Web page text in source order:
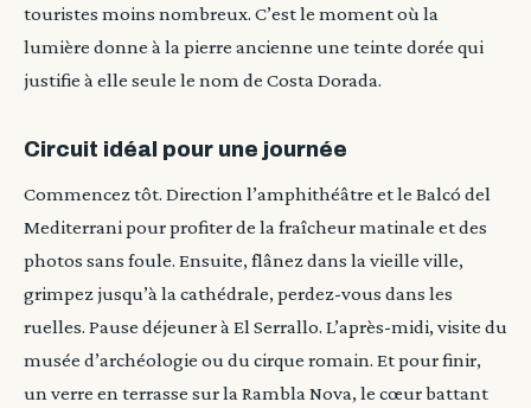
touristes moins nombreux. C’est le moment où la
lumière donne à la pierre ancienne une teinte dorée qui
justifie à elle seule le nom de Costa Dorada.
Circuit idéal pour une journée
Commencez tôt. Direction l’amphithéâtre et le Balcó del
Mediterrani pour profiter de la fraîcheur matinale et des
photos sans foule. Ensuite, flânez dans la vieille ville,
grimpez jusqu’à la cathédrale, perdez-vous dans les
ruelles. Pause déjeuner à El Serrallo. L’après-midi, visite du
musée d’archéologie ou du cirque romain. Et pour finir,
un verre en terrasse sur la Rambla Nova, le cœur battant